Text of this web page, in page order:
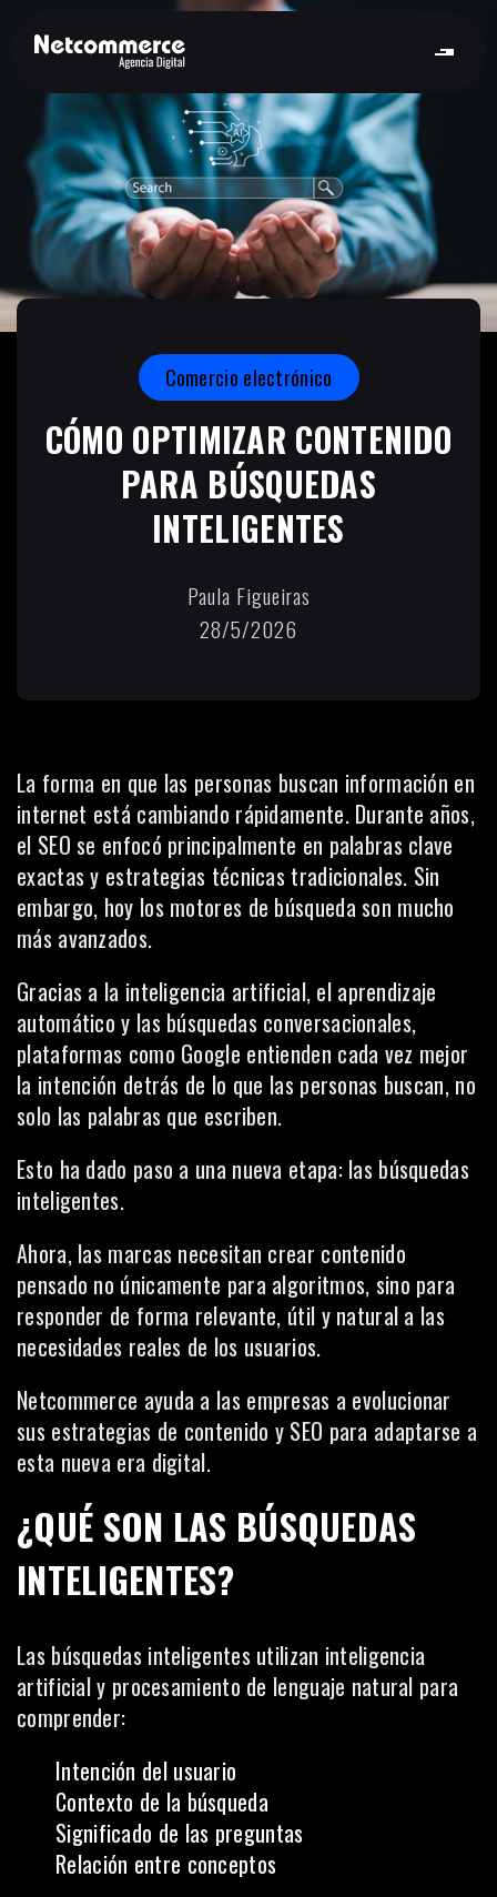
Comercio electrónico
CÓMO OPTIMIZAR CONTENIDO
PARA BÚSQUEDAS
INTELIGENTES
Paula Figueiras
28/5/2026
La forma en que las personas buscan información en
internet está cambiando rápidamente. Durante años,
el SEO se enfocó principalmente en palabras clave
exactas y estrategias técnicas tradicionales. Sin
embargo, hoy los motores de búsqueda son mucho
más avanzados.
Gracias a la inteligencia artificial, el aprendizaje
automático y las búsquedas conversacionales,
plataformas como Google entienden cada vez mejor
la intención detrás de lo que las personas buscan, no
solo las palabras que escriben.
Esto ha dado paso a una nueva etapa: las búsquedas
inteligentes.
Ahora, las marcas necesitan crear contenido
pensado no únicamente para algoritmos, sino para
responder de forma relevante, útil y natural a las
necesidades reales de los usuarios.
Netcommerce ayuda a las empresas a evolucionar
sus estrategias de contenido y SEO para adaptarse a
esta nueva era digital.
¿QUÉ SON LAS BÚSQUEDAS
INTELIGENTES?
Las búsquedas inteligentes utilizan inteligencia
artificial y procesamiento de lenguaje natural para
comprender:
Intención del usuario
Contexto de la búsqueda
Significado de las preguntas
Relación entre conceptos